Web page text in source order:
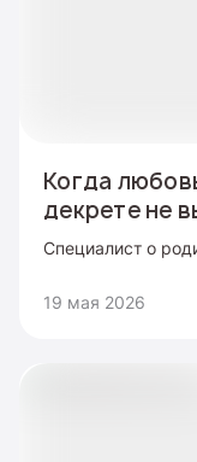
Когда
декрете не
Специалист о
19 мая 2026